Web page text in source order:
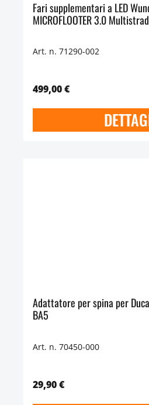
Fari supplementari a LED
MICROFLOOTER 3.0
Art. n. 71290-002
499,00 €
Adattatore per spina per
BA5
Art. n. 70450-000
29,90 €